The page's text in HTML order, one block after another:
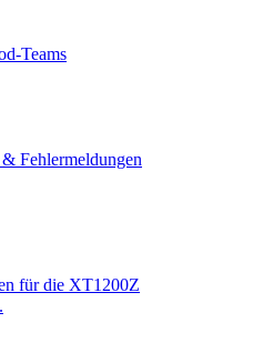
Teams
Fehlermeldungen
für die XT1200Z